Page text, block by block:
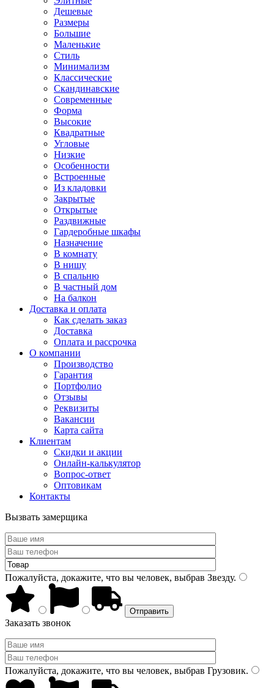
Дешевые
Размеры
Большие
Маленькие
Стиль
Минимализм
Классические
Скандинавские
Современные
Форма
Высокие
Квадратные
Угловые
Низкие
Особенности
Встроенные
Из кладовки
Закрытые
Открытые
Раздвижные
Гардеробные шкафы
Назначение
В комнату
В нишу
В спальню
В частный дом
На балкон
Доставка и оплата
Как сделать заказ
Доставка
Оплата и рассрочка
О компании
Производство
Гарантия
Портфолио
Отзывы
Реквизиты
Вакансии
Карта сайта
Клиентам
Скидки и акции
Онлайн-калькулятор
Вопрос-ответ
Оптовикам
Контакты
Вызвать замерщика
Пожалуйста, докажите, что вы человек, выбрав Звезду.
Заказать звонок
Пожалуйста, докажите, что вы человек, выбрав Грузовик.